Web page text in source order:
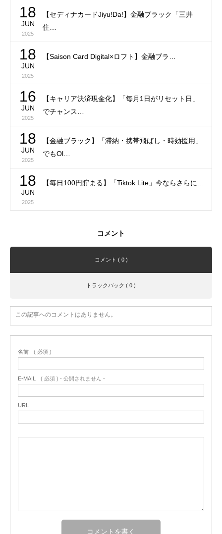
18
JUN
2025
【セディナカードJiyu!Da!】金融ブラック「三井
住…
18
JUN
2025
【Saison Card Digital×ロフト】金融ブラ…
16
JUN
2025
【キャリア決済現金化】「毎月1日がリセット日」
でチャンス…
18
JUN
2025
【金融ブラック】「滞納・携帯飛ばし・時効援用」
でもOl…
18
JUN
2025
【毎日100円貯まる】「Tiktok Lite」今ならさらに…
コメント
コメント ( 0 )
トラックバック ( 0 )
この記事へのコメントはありません。
名前 ( 必須 )
E-MAIL ( 必須 ) - 公開されません -
URL